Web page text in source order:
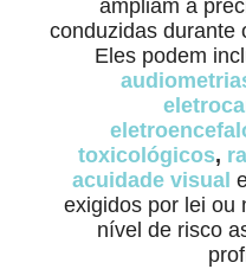
ampliam a
conduzidas durante
Eles podem
toxicológicos,
acuidade visual
exigidos por lei ou
nível de risco